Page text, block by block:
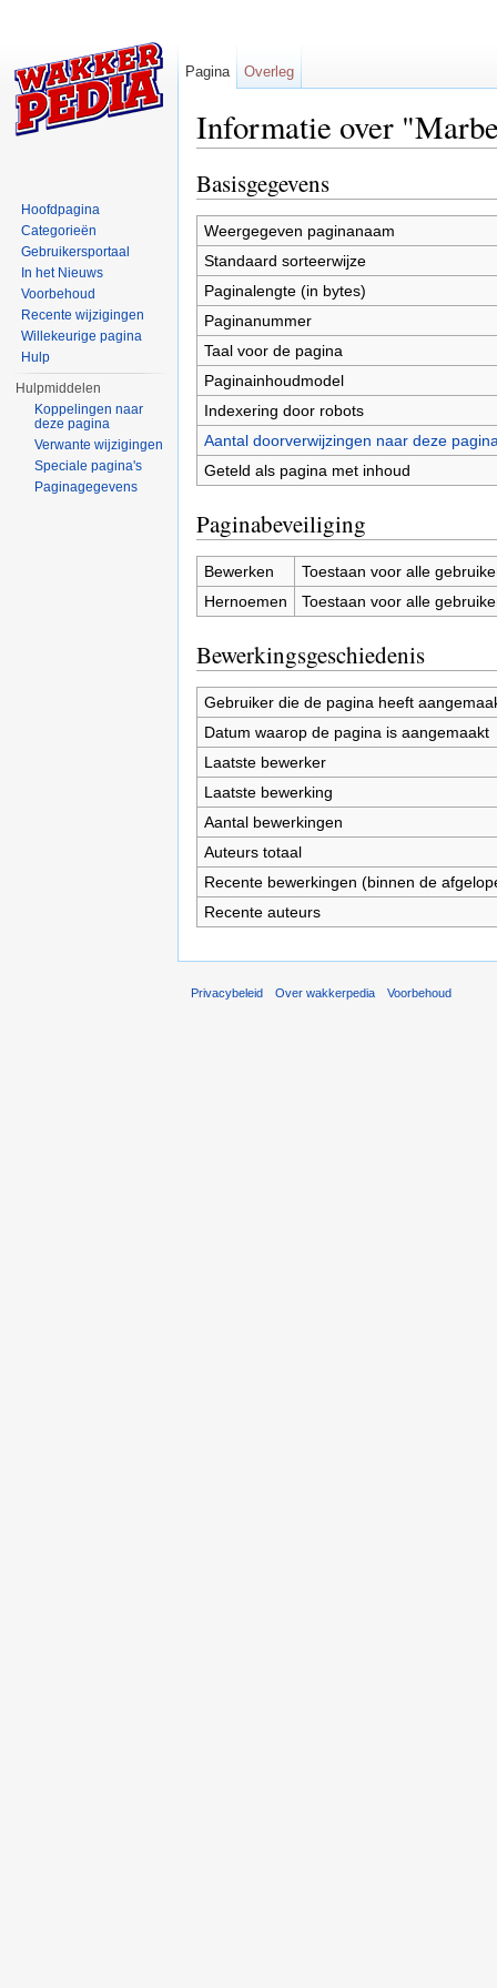
Informatie over
Basisgegevens
Weergegeven paginanaam
Standaard sorteerwijze
Paginalengte (in bytes)
Paginanummer
Taal voor de pagina
Paginainhoudmodel
Indexering door robots
Aantal doorverwijzingen naar deze
Geteld als pagina met inhoud
Paginabeveiliging
Bewerken
Toestaan voor alle
Hernoemen
Toestaan voor alle
Bewerkingsgeschiedenis
Gebruiker die de pagina heeft
Datum waarop de pagina is aangemaakt
Laatste bewerker
Laatste bewerking
Aantal bewerkingen
Auteurs totaal
Recente bewerkingen (binnen de
Recente auteurs
Pagina Overleg
Hoofdpagina
Categorieën
Gebruikersportaal
In het Nieuws
Voorbehoud
Recente wijzigingen
Willekeurige pagina
Hulp
Hulpmiddelen
Koppelingen naar
deze pagina
Verwante wijzigingen
Speciale pagina's
Paginagegevens
Privacybeleid Over wakkerpedia Voorbehoud